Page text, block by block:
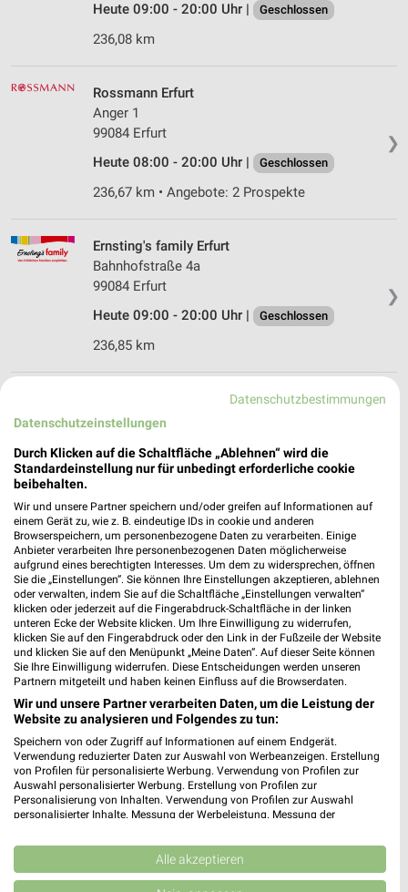
Heute 09:00 - 20:00 Uhr |
Geschlossen
236,08 km
❯
Rossmann Erfurt
Anger 1
99084 Erfurt
Heute 08:00 - 20:00 Uhr |
Geschlossen
236,67 km • Angebote: 2 Prospekte
❯
Ernsting's family Erfurt
Bahnhofstraße 4a
99084 Erfurt
Heute 09:00 - 20:00 Uhr |
Geschlossen
236,85 km
Bahnhofstr. 46-47
Heute 08:00 - 20:00 Uhr | Geschlossen
236,89 km • Angebote: 2 Prospekte
Rossmann Erfurt
Willy-Brandt-Platz 12
99084 Erfurt
Heute 07:00 - 22:00 Uhr | Geschlossen
236,97 km • Angebote: 2 Prospekte
Rossmann Weimar
Ernst-Busse-Str. 33
99427 Weimar
Heute 08:00 - 20:00 Uhr | Geschlossen
220,36 km • Angebote: 2 Prospekte
Rossmann Erfurt
Scharnhorststr. 64
Datenschutzbestimmungen
Datenschutzeinstellungen
Durch Klicken auf die Schaltfläche „Ablehnen“ wird die
Standardeinstellung nur für unbedingt erforderliche cookie
beibehalten.
Wir und unsere Partner speichern und/oder greifen auf Informationen auf
einem Gerät zu, wie z. B. eindeutige IDs in cookie und anderen
Browserspeichern, um personenbezogene Daten zu verarbeiten. Einige
Anbieter verarbeiten Ihre personenbezogenen Daten möglicherweise
aufgrund eines berechtigten Interesses. Um dem zu widersprechen, öffnen
Sie die „Einstellungen“. Sie können Ihre Einstellungen akzeptieren, ablehnen
oder verwalten, indem Sie auf die Schaltfläche „Einstellungen verwalten“
klicken oder jederzeit auf die Fingerabdruck-Schaltfläche in der linken
unteren Ecke der Website klicken. Um Ihre Einwilligung zu widerrufen,
klicken Sie auf den Fingerabdruck oder den Link in der Fußzeile der Website
und klicken Sie auf den Menüpunkt „Meine Daten“. Auf dieser Seite können
Sie Ihre Einwilligung widerrufen. Diese Entscheidungen werden unseren
Partnern mitgeteilt und haben keinen Einfluss auf die Browserdaten.
Wir und unsere Partner verarbeiten Daten, um die Leistung der
Website zu analysieren und Folgendes zu tun:
Speichern von oder Zugriff auf Informationen auf einem Endgerät.
Verwendung reduzierter Daten zur Auswahl von Werbeanzeigen. Erstellung
von Profilen für personalisierte Werbung. Verwendung von Profilen zur
Auswahl personalisierter Werbung. Erstellung von Profilen zur
Personalisierung von Inhalten. Verwendung von Profilen zur Auswahl
personalisierter Inhalte. Messung der Werbeleistung. Messung der
Kombinationen von Daten aus verschiedenen Quellen. Entwicklung und
Verbesserung der Angebote. Verwendung reduzierter Daten zur Auswahl
von Inhalten.
Daten können außerhalb der Europäischen Union weitergegeben und in die
Alle akzeptieren